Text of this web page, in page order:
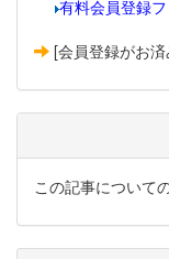
有料会員登録
[会員登録がお
この記事について